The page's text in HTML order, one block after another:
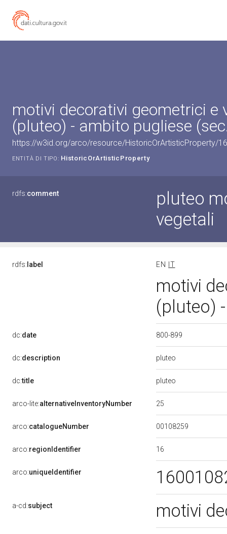
motivi decorativi geometrici e
(pluteo) - ambito pugliese
https://w3id.org/arco/resource/HistoricOrArtisticProperty/
ENTITÀ DI TIPO: HistoricOrArtisticProperty
rdfs:comment
pluteo
vegetali
rdfs: label EN IT
motivi
(pluteo)
dc:date 800-899
dc:description pluteo
dc:title pluteo
arco-lite:alternativeInventoryNumber 25
arco:catalogueNumber 00108259
arco:regionIdentifier 16
arco:uniqueIdentifier
a-cd:subject motivi